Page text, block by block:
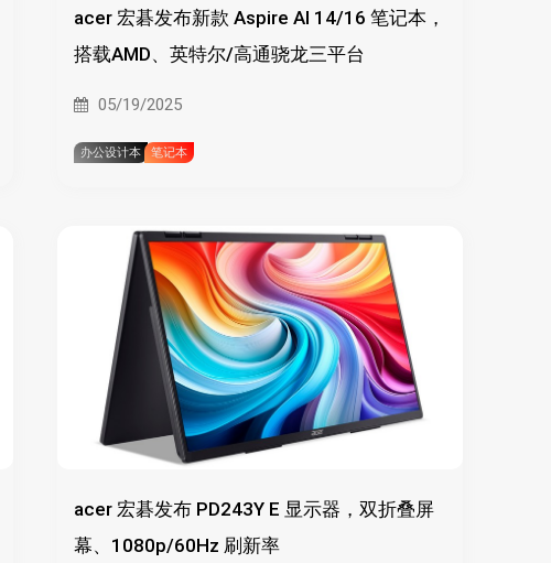
acer 宏碁发布新款 Aspire AI 14/16 笔记本，
搭载AMD、英特尔/高通骁龙三平台
05/19/2025
办公设计本 笔记本
acer 宏碁发布 PD243Y E 显示器，双折叠屏
幕、1080p/60Hz 刷新率